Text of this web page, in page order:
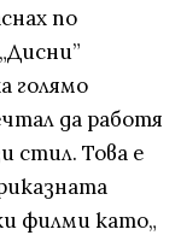
по
голямо
да работя
стил. Това е
филми като„